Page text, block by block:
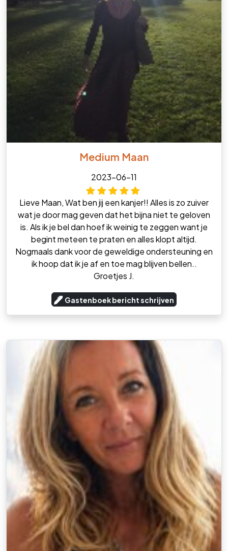
Medium Maan
2023-06-11
Lieve Maan, Wat ben jij een kanjer!! Alles is zo zuiver
wat je door mag geven dat het bijna niet te geloven
is. Als ik je bel dan hoef ik weinig te zeggen want je
begint meteen te praten en alles klopt altijd.
Nogmaals dank voor de geweldige ondersteuning en
ik hoop dat ik je af en toe mag blijven bellen..
Groetjes J.
Gastenboek bericht schrijven